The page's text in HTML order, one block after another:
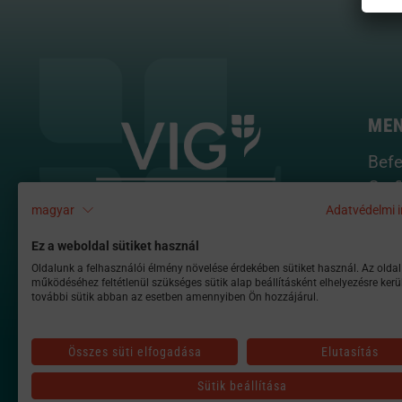
magyar Adatvédelmi
Ez a weboldal sütiket használ
Oldalunk a felhasználói élmény növelése érdekében sütiket használ. Az oldal
működéséhez feltétlenül szükséges sütik alap beállításként elhelyezésre
további sütik abban az esetben amennyiben Ön hozzájárul.
Összes süti elfogadása Elutasítás
Sütik beállítása